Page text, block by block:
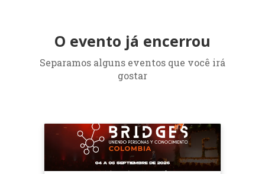
O evento já encerrou
Separamos alguns eventos que você irá
gostar